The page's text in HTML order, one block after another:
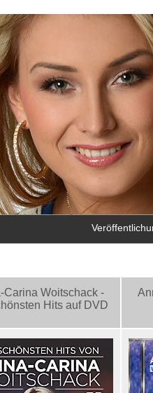
Carina Woitschack -
Hits auf DVD